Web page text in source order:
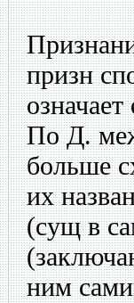
призн
По Д.
больше
их
(сущ в
ним